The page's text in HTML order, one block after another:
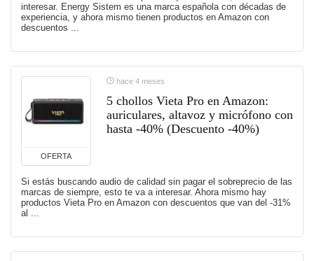
interesar. Energy Sistem es una marca española con décadas de
experiencia, y ahora mismo tienen productos en Amazon con
descuentos ...
OFERTA
hace 4 meses
5 chollos Vieta Pro en Amazon:
auriculares, altavoz y micrófono con
hasta -40% (Descuento -40%)
Si estás buscando audio de calidad sin pagar el sobreprecio de las
marcas de siempre, esto te va a interesar. Ahora mismo hay
productos Vieta Pro en Amazon con descuentos que van del -31%
al ...